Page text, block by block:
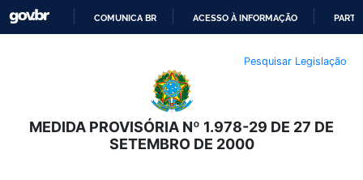
O
CONTEÚDO
COMUNICA BR ACESSO À INFORMAÇÃO
Pesquisar Legislação
MEDIDA PROVISÓRIA Nº 1.978-29 DE 27 DE
SETEMBRO DE 2000